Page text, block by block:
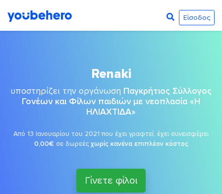
Είσοδος
Renaki
υποστηρίζει την οργάνωση Παγκρήτιος Σύλλογος
Γονέων και Φίλων παιδιών με νεοπλασία «Η
ΗΛΙΑΧΤΙΔΑ»
Από 13 Ιανουαρίου του 2021 που έχει γραφτεί, έχει συνεισφέρει
0,00€ σε δωρεές χωρίς κανένα επιπλέον κόστος
Γίνετε φίλοι